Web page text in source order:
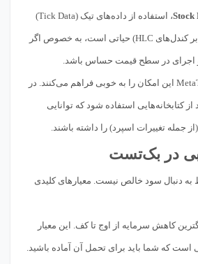
Stock ، استفاده از داده‌های تیک (Tick Data)
واقعی (نه داده‌های مبتنی بر کندل‌های HLC) حیاتی است، به خصوص اگر
و اجرای در سطح قیمت حساس باشد.
از کتابخانه‌هایی استفاده شود که توانایی
جمله تغییرات اسپرد) را داشته باشند.
در بک‌تست
دنبال سود خالص نیست. معیارهای کلیدی
کاهش سرمایه از اوج تا کف. این معیار
است که شما باید برای تحمل آن آماده باشید.